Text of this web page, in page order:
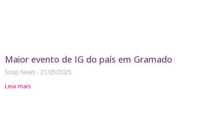
Maior evento de IG do país em Gramado
Soup News 21/05/2025
Leia mais